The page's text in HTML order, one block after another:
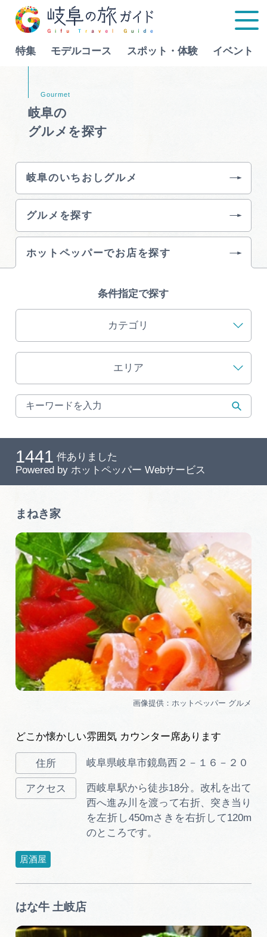
特集 モデルコース スポット・体験 イベント
特集
スポット・体験
イベント
インフォメーション
ぎふ旅レポーター記事
早わかり岐阜
体験予約サイト「ＶＩＳＩＴ岐阜県」
岐阜県アウトドア観光キャンペーン
岐阜県まるごと観光エリアガイド
岐阜県観光データベース
旅行会社・観光事業者の皆様へ
フォトライブラリー
動画ライブラリー
運営組織
Language
行きたいリストを見る
岐阜の
グルメを探す
岐阜のいちおしグルメ
グルメを探す
ホットペッパーでお店を探す
条件指定で探す
カテゴリ
エリア
1441 件ありました
Powered by ホットペッパー Webサービス
まねき家
どこか懐かしい雰囲気 カウンター席あります
岐阜県岐阜市鏡島西２－１６－２０
西岐阜駅から徒歩18分。改札を出て
西へ進み川を渡って右折、突き当り
を左折し450mさきを右折して120m
のところです。
居酒屋
はな牛 土岐店